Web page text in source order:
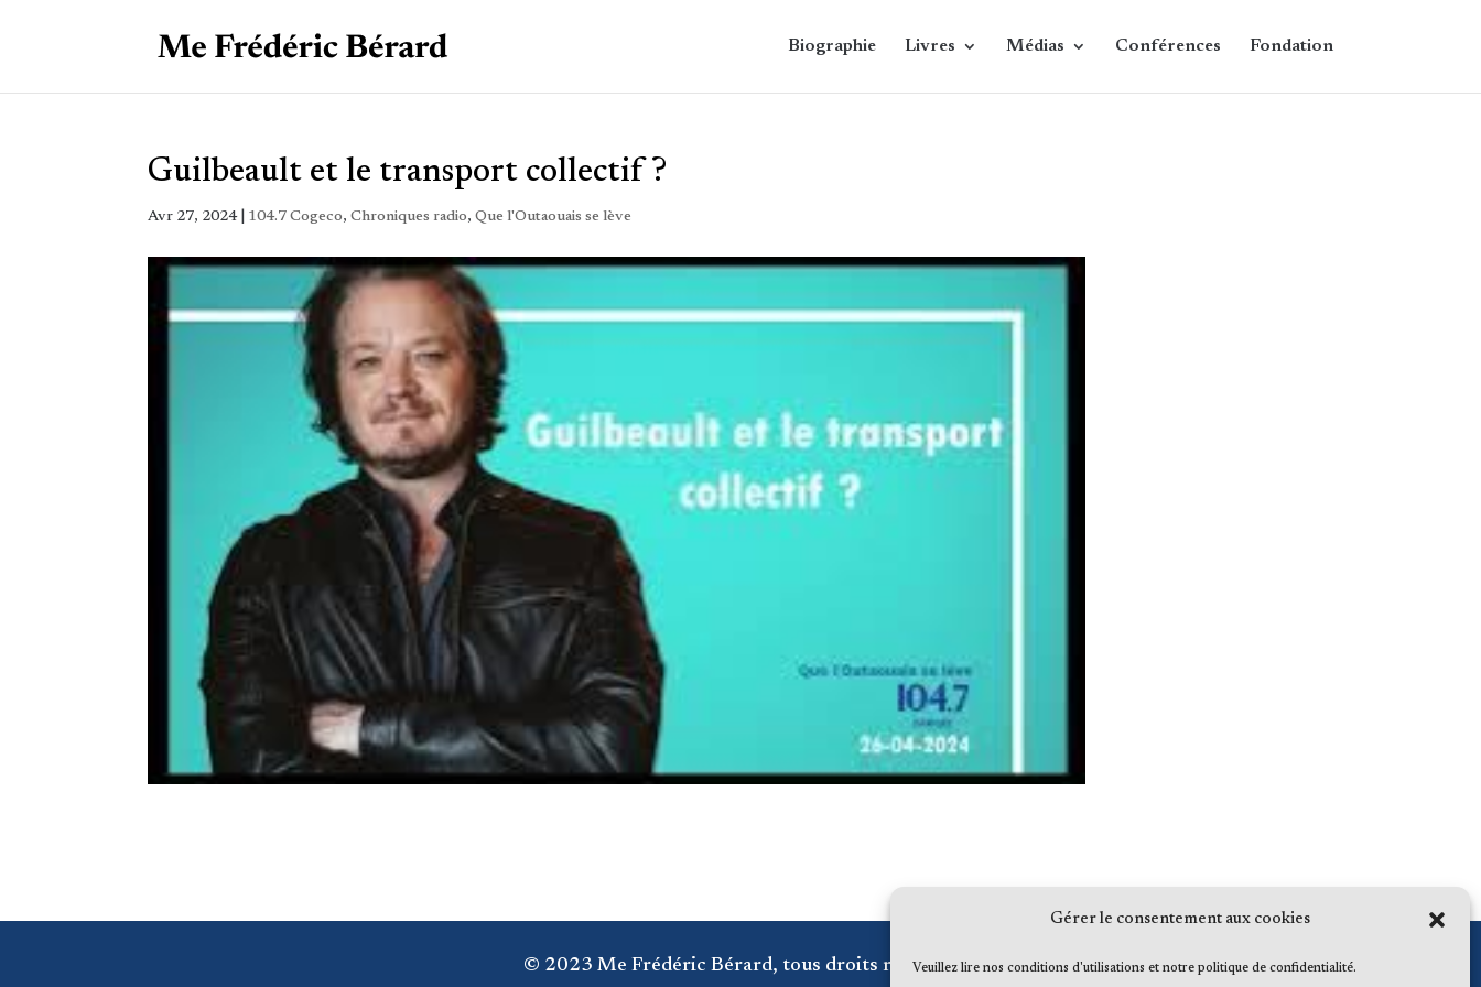
Gérer le consentement aux cookies
Veuillez lire nos conditions d'utilisations et notre politique de confidentialité.
Biographie Livres Médias Conférences Fondation
Guilbeault et le transport collectif ?
Avr 27, 2024| 104.7 Cogeco,Chroniques radio,Que l'Outaouais se lève
© 2023 Me Frédéric Bérard, tous droits réservés